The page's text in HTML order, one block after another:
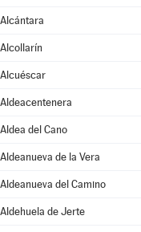
Alcántara
Alcollarín
Alcuéscar
Aldeacentenera
Aldea del Cano
Aldeanueva de la Vera
Aldeanueva del Camino
Aldehuela de Jerte